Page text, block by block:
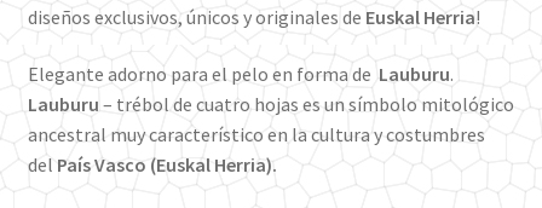
diseños exclusivos, únicos y originales de Euskal Herria!
Elegante adorno para el pelo en forma deLauburu.
Lauburu – trébol de cuatro hojas es un símbolo mitológico
ancestral muy característico en la cultura y costumbres
del País Vasco (Euskal Herria).